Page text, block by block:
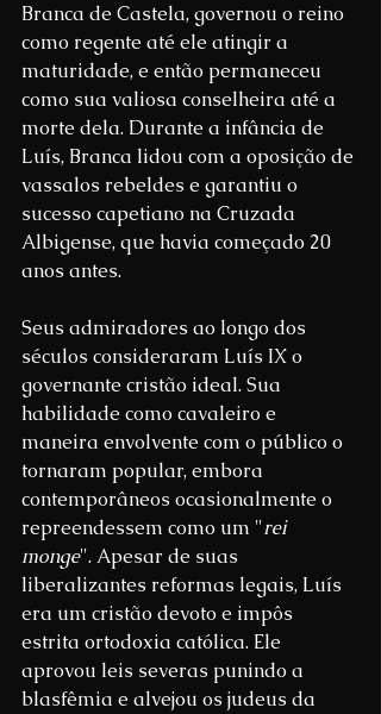
Branca de Castela, governou o reino
como regente até ele atingir a
maturidade, e então permaneceu
como sua valiosa conselheira até a
morte dela. Durante a infância de
Luís, Branca lidou com a oposição de
vassalos rebeldes e garantiu o
sucesso capetiano na Cruzada
Albigense, que havia começado 20
anos antes.
Seus admiradores ao longo dos
séculos consideraram Luís IX o
governante cristão ideal. Sua
habilidade como cavaleiro e
maneira envolvente com o público o
tornaram popular, embora
contemporâneos ocasionalmente o
repreendessem como um "rei
monge". Apesar de suas
liberalizantes reformas legais, Luís
era um cristão devoto e impôs
estrita ortodoxia católica. Ele
aprovou leis severas punindo a
blasfêmia e alvejou os judeus da